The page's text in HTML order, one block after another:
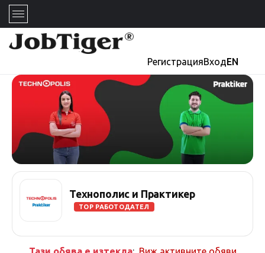
РегистрацияВходEN
Технополис и Практикер
TOP РАБОТОДАТЕЛ